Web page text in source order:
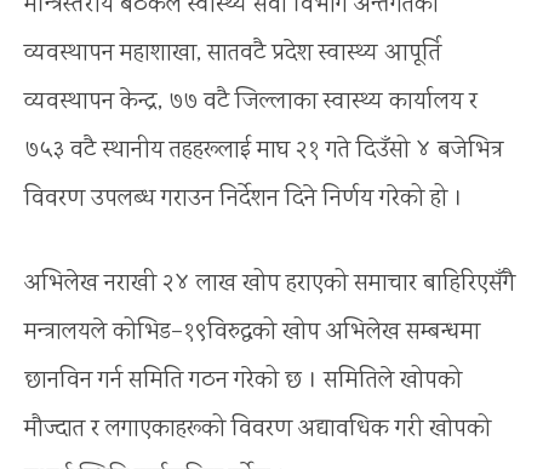
व्यवस्थापन महाशाखा, सातवटै प्रदेश स्वास्थ्य आपूर्ति
व्यवस्थापन केन्द्र, ७७ वटै जिल्लाका स्वास्थ्य कार्यालय र
७५३ वटै स्थानीय तहहरूलाई माघ २१ गते दिउँसो ४ बजेभित्र
विवरण उपलब्ध गराउन निर्देशन दिने निर्णय गरेको हो ।
अभिलेख नराखी २४ लाख खोप हराएको समाचार बाहिरिएसँगै
मन्त्रालयले कोभिड–१९विरुद्धको खोप अभिलेख सम्बन्धमा
छानविन गर्न समिति गठन गरेको छ । समितिले खोपको
मौज्दात र लगाएकाहरूको विवरण अद्यावधिक गरी खोपको